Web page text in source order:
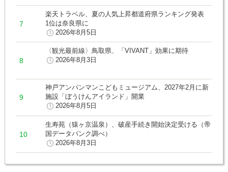
楽天トラベル、夏の人気上昇都道府県ランキング発表
1位は奈良県に
2026年8月5日
〈観光最前線〉鳥取県、「VIVANT」効果に期待
2026年8月3日
神戸アンパンマンこどもミュージアム、2027年2月に新
施設「ぼうけんアイランド」開業
2026年8月5日
生寿苑（猿ヶ京温泉）、破産手続き開始決定受ける（帝
国データバンク調べ）
2026年8月3日